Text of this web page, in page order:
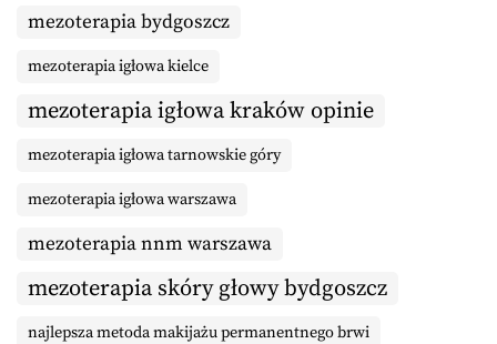
mezoterapia bydgoszcz
mezoterapia igłowa kielce
mezoterapia igłowa kraków opinie
mezoterapia igłowa tarnowskie góry
mezoterapia igłowa warszawa
mezoterapia nnm warszawa
mezoterapia skóry głowy bydgoszcz
najlepsza metoda makijażu permanentnego brwi